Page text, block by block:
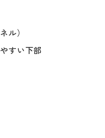
ル）
すい下部